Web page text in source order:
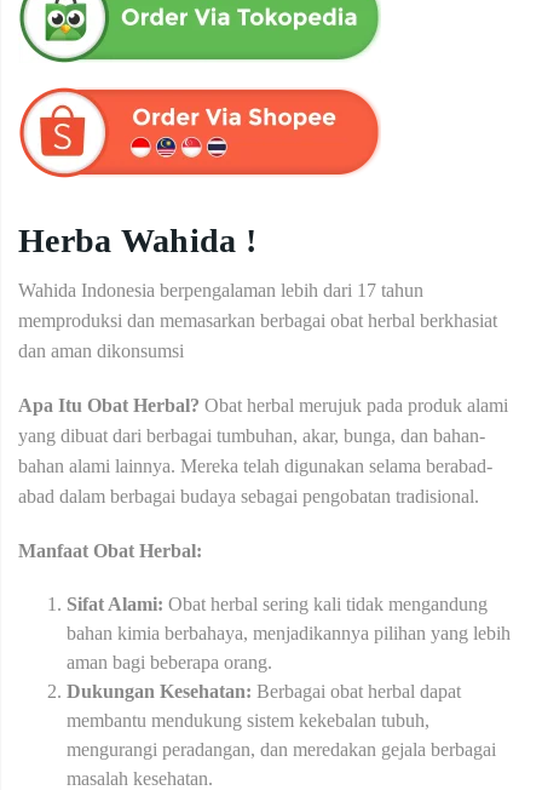
Herba Wahida !
Wahida Indonesia berpengalaman lebih dari 17 tahun
memproduksi dan memasarkan berbagai obat herbal berkhasiat
dan aman dikonsumsi
Apa Itu Obat Herbal? Obat herbal merujuk pada produk alami
yang dibuat dari berbagai tumbuhan, akar, bunga, dan bahan-
bahan alami lainnya. Mereka telah digunakan selama berabad-
abad dalam berbagai budaya sebagai pengobatan tradisional.
Manfaat Obat Herbal:
Sifat Alami: Obat herbal sering kali tidak mengandung
bahan kimia berbahaya, menjadikannya pilihan yang lebih
aman bagi beberapa orang.
Dukungan Kesehatan: Berbagai obat herbal dapat
membantu mendukung sistem kekebalan tubuh,
mengurangi peradangan, dan meredakan gejala berbagai
masalah kesehatan.